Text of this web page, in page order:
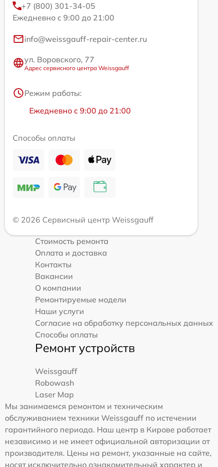
+7 (800) 301-34-05
Ежедневно с 9:00 до 21:00
info@weissgauff-repair-center.ru
ул. Воровского, 77
Адрес сервисного центра Weissgauff
Режим работы:
Ежедневно с 9:00 до 21:00
Способы оплаты
© 2026 Сервисный центр Weissgauff
Стоимость ремонта
Оплата и доставка
Контакты
Вакансии
О компании
Ремонтируемые модели
Наши услуги
Согласие на обработку персональных данных
Способы оплаты
Ремонт устройств
Weissgauff
Robowash
Laser Map
Мы занимаемся ремонтом и техническим
обслуживанием техники Weissgauff по истечении
гарантийного периода. Наш центр в Кирове работает
независимо и не имеет официальной авторизации от
производителя. Цены на ремонт, указанные на сайте,
носят исключительно ознакомительный характер и